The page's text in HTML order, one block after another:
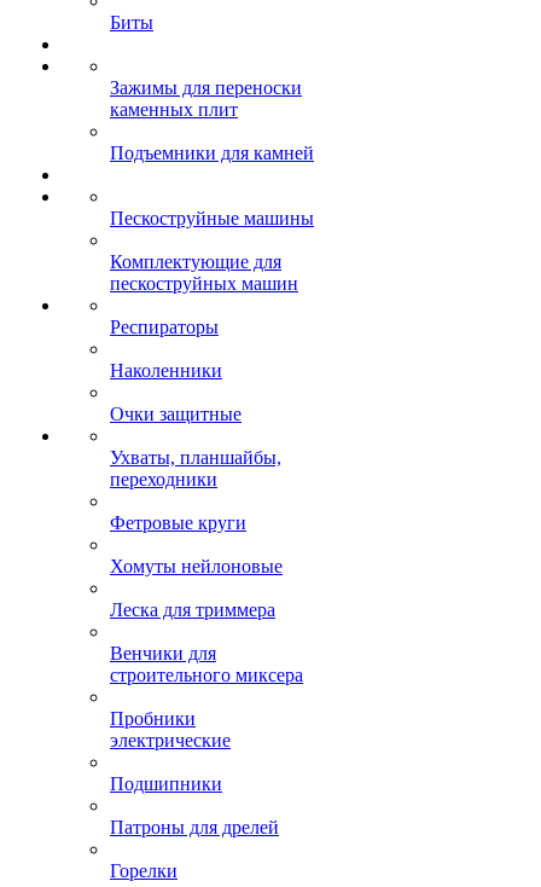
Биты
Зажимы для переноски
каменных плит
Подъемники для камней
Пескоструйные машины
Комплектующие для
пескоструйных машин
Респираторы
Наколенники
Очки защитные
Ухваты, планшайбы,
переходники
Фетровые круги
Хомуты нейлоновые
Леска для триммера
Венчики для
строительного миксера
Пробники
электрические
Подшипники
Патроны для дрелей
Горелки